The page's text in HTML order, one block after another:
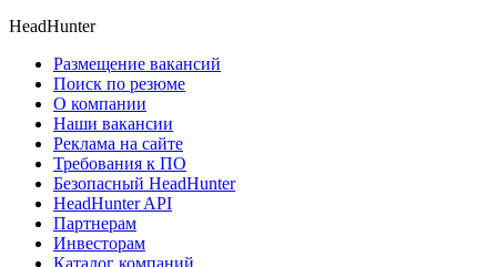
HeadHunter
Размещение вакансий
Поиск по резюме
О компании
Наши вакансии
Реклама на сайте
Требования к ПО
Безопасный HeadHunter
HeadHunter API
Партнерам
Инвесторам